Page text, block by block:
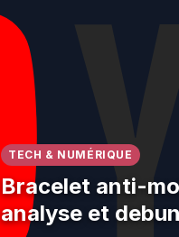
TECH & NUMÉRIQUE
Bracelet anti-
analyse et